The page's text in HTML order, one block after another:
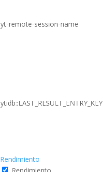
yt-remote-session-name
ytidb::LAST_RESULT_ENTRY_KEY
Rendimiento